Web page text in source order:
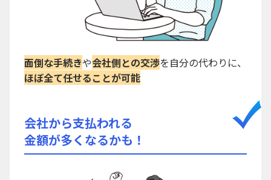
面倒な手続きや会社側との交渉を自分の代わりに、
ほぼ全て任せることが可能
会社から支払われる
金額が多くなるかも！